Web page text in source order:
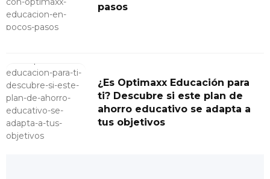
pasos
¿Es Optimaxx Educación para
ti? Descubre si este plan de
ahorro educativo se adapta a
tus objetivos